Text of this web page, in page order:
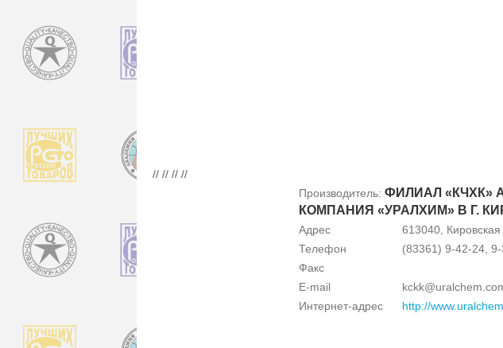
// // // //
Производитель: ФИЛИАЛ «КЧХК»
КОМПАНИЯ «УРАЛХИМ» В Г.
Адрес
613040,
Телефон
(83361) 9-42-24,
Факс
E-mail
Интернет-адрес
http://